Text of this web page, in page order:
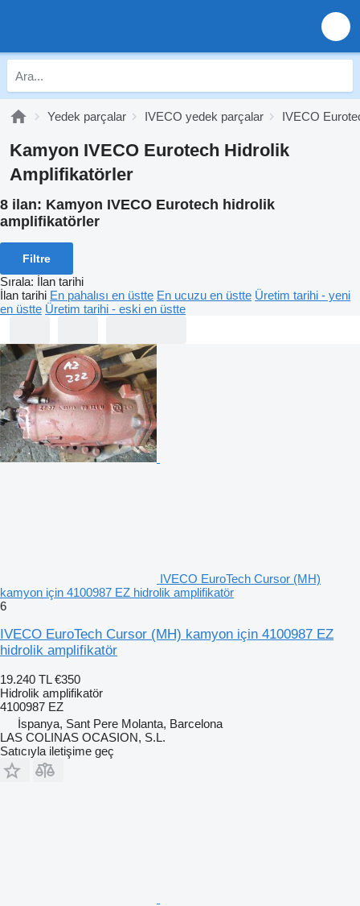
Yedek parçalar IVECO yedek parçalar IVECO
Kamyon IVECO Eurotech Hidrolik
Amplifikatörler
8 ilan: Kamyon IVECO Eurotech hidrolik
amplifikatörler
Filtre
Sırala: İlan tarihi
İlan tarihi En pahalısı en üstte En ucuzu en üstte Üretim tarihi - yeni
en üstte Üretim tarihi - eski en üstte
IVECO EuroTech Cursor (MH)
kamyon için 4100987 EZ hidrolik amplifikatör
6
IVECO EuroTech Cursor (MH) kamyon için 4100987 EZ
hidrolik amplifikatör
19.240 TL €350
Hidrolik amplifikatör
4100987 EZ
İspanya, Sant Pere Molanta, Barcelona
LAS COLINAS OCASION, S.L.
Satıcıyla iletişime geç